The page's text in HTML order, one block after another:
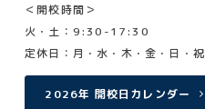
＜開校時間＞
火・土：9:30-17:30
定休日：月・水・木・金・日・祝
2026年 開校日カレンダー